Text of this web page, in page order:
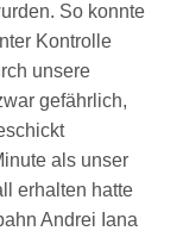
So konnte
Kontrolle
unsere
gefährlich,
als unser
erhalten hatte
Andrei Iana